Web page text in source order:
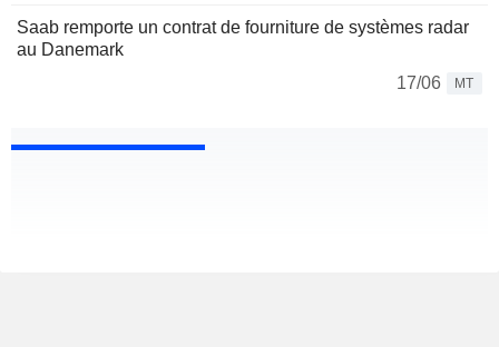
Saab remporte un contrat de fourniture de systèmes radar
au Danemark
17/06
MT